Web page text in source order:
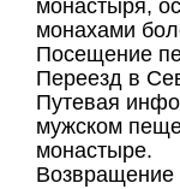
монастыря,
монахами
Посещение
Переезд в
Путевая
мужском
монастыре.
Возвращение